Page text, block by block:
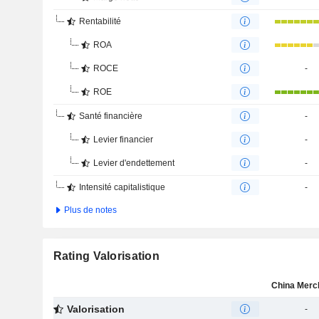
Rentabilité
ROA
ROCE -
ROE
Santé financière -
Levier financier -
Levier d'endettement -
Intensité capitalistique -
Plus de notes
Rating Valorisation
Valorisation -